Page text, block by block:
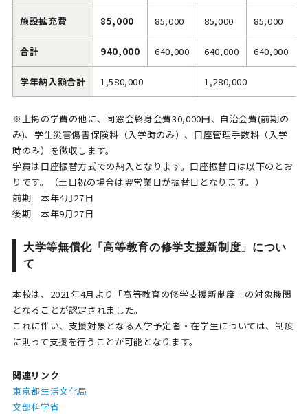
施設拡充費 85,000 85,000 85,000 85,000
合計 940,000 640,000 640,000 640,000
学年納入額合計 1,580,000 1,280,000
※上掲の学費の他に、同窓会終⾝会費30,000円、⾃治会費(前期の
み)、学⽣災害傷害保険料（入学時のみ）、口座管理手数料（入学
時のみ）を徴収します。
学費は口座振替方式での納入となります。口座振替日は以下のとお
りです。（土日祝の場合は翌営業日が振替日となります。）
前期 本年4月27日
後期 本年9月27日
大学等無償化「高等教育の修学支援新制度」につい
て
本校は、2021年4月より「高等教育の修学支援新制度」の対象機関
となることが認定されました。
これに伴い、支援対象となる入学予定者・在学生については、制度
に則って支援を行うことが可能となります。
関連リンク
東京都生活文化局
文部科学省